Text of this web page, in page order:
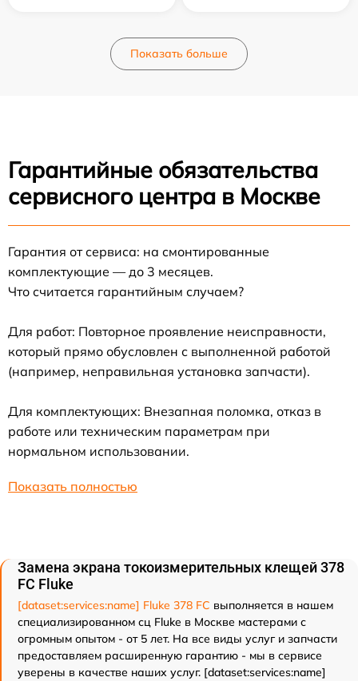
Показать больше
Гарантийные обязательства
сервисного центра в Москве
Гарантия от сервиса: на смонтированные
комплектующие — до 3 месяцев.
Что считается гарантийным случаем?
Для работ: Повторное проявление неисправности,
который прямо обусловлен с выполненной работой
(например, неправильная установка запчасти).
Для комплектующих: Внезапная поломка, отказ в
работе или техническим параметрам при
нормальном использовании.
Показать полностью
Замена экрана токоизмерительных клещей 378
FC Fluke
[dataset:services:name] Fluke 378 FC выполняется в нашем
специализированном сц Fluke в Москве мастерами с
огромным опытом - от 5 лет. На все виды услуг и запчасти
предоставляем расширенную гарантию - мы в сервисе
уверены в качестве наших услуг. [dataset:services:name]